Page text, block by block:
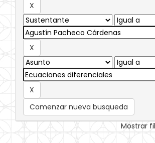
Comenzar nueva busqueda
Mostrar